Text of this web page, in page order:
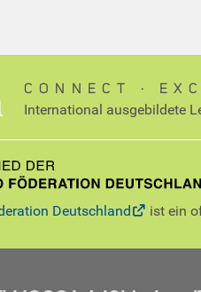
CONNECT ∙
International ausgebildete
Deutschland ist ein